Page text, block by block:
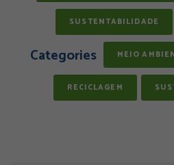
SUSTENTABILIDADE
Categories MEIO
RECICLAGEM